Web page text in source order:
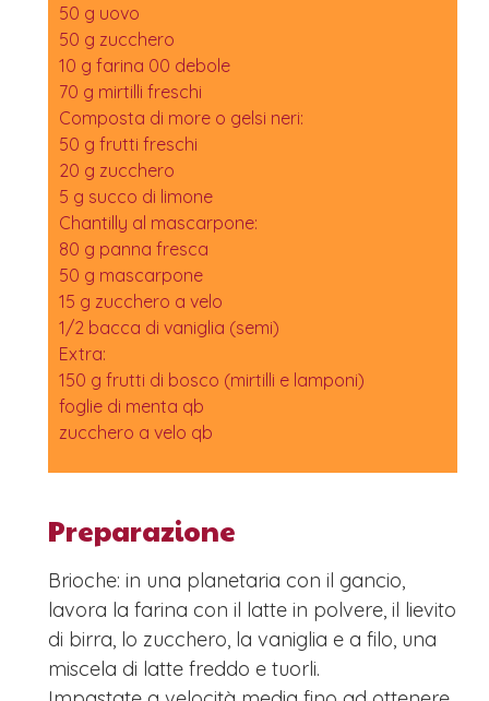
50 g uovo
50 g zucchero
10 g farina 00 debole
70 g mirtilli freschi
Composta di more o gelsi neri:
50 g frutti freschi
20 g zucchero
5 g succo di limone
Chantilly al mascarpone:
80 g panna fresca
50 g mascarpone
15 g zucchero a velo
1/2 bacca di vaniglia (semi)
Extra:
150 g frutti di bosco (mirtilli e lamponi)
foglie di menta qb
zucchero a velo qb
Preparazione
Brioche: in una planetaria con il gancio,
lavora la farina con il latte in polvere, il lievito
di birra, lo zucchero, la vaniglia e a filo, una
miscela di latte freddo e tuorli.